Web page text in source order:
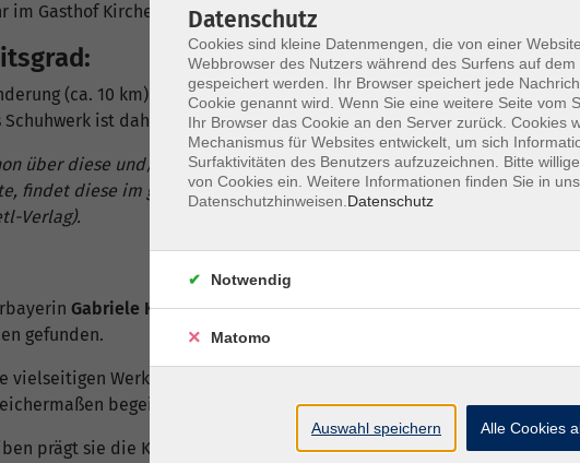
im Gasthof Kirchenwirt wartet.
(ca. 10 km) – schattige Tour, jedoch mit feuchten und felsigen
ist daher empfehlenswert. Höhenunterschied: 200 m
über diese und/oder weitere mystischen Geschichten aus
findet diese im gleichnamigen Buch „Mystisches Niederbayern“
Verlag).
Gabriele Kieslhat in ihrer Wahlheimat, der Oberpfalz, den
gefunden.
vielseitigen Werke: Geschichten, Drehbücher und Theaterstücke, die
begeistern.
prägt sie die Kulturlandschaft als Regisseurin, Filmproduzentin und
Datenschutz
Cookies sind kleine Datenmengen, die von einer
Webbrowser des Nutzers während des Surfens auf
gespeichert werden. Ihr Browser speichert jede
Cookie genannt wird. Wenn Sie eine weitere Seite vom
Ihr Browser das Cookie an den Server zurück. Cookies
Mechanismus für Websites entwickelt, um sich
Surfaktivitäten des Benutzers aufzuzeichnen. Bitte
von Cookies ein. Weitere Informationen finden Sie in
Datenschutzhinweisen. Datenschutz
Notwendig
Matomo
Auswahl speichern Alle Cookies